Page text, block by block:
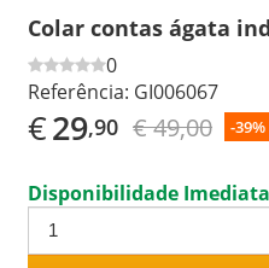
Colar contas ágata
0
Referência: GI006067
€29,90 € 49,00 -39%
Disponibilidade Imediata